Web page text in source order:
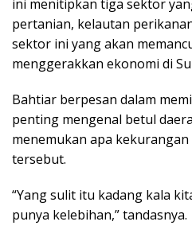
ini menitipkan tiga sektor
pertanian, kelautan
sektor ini yang akan
menggerakkan ekonomi di
Bahtiar berpesan dalam
penting mengenal betul
menemukan apa
tersebut.
“Yang sulit itu kadang kala
punya kelebihan,” tandasnya.